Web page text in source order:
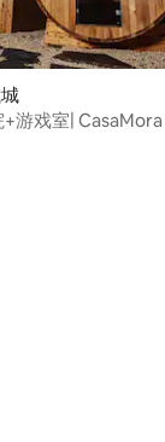
，共 71 条评价
游戏室| CasaMora